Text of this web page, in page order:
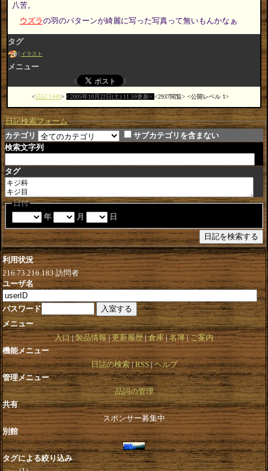
八苦。
ウズラの羽のパターンが綺麗に写った写真って無いもんかなぁ
タグ
イラスト
メニュー
日記:1445 2005年10月22日(土) 11:59更新 2937閲覧 公開レベル 1
日記検索フォーム
カテゴリ
サブカテゴリを含まない
検索文字列
タグ
日付
年
月 日
利用状況
216.73.216.183訪問者
ユーザ名
パスワード
メニュー
入口 製品情報 更新履歴 倉庫 名簿 ご案内
機能メニュー
日誌の検索 RSS ヘルプ
管理メニュー
品詞の管理
共有
スポンサー募集中
別館
タグによる絞り込み